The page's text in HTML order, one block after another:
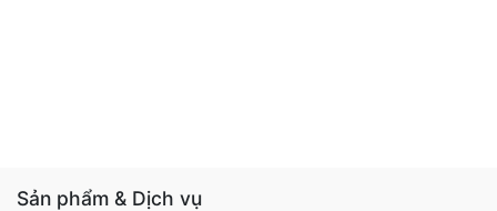
Sản phẩm & Dịch vụ